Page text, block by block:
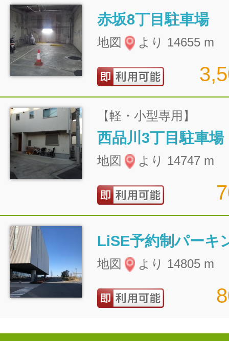
赤坂8丁目駐車場
地図 より 14655 m
【軽・小型専用】
西品川3丁目駐車場
地図 より 14747 m
LiSE予約制パーキ
地図 より 14805 m